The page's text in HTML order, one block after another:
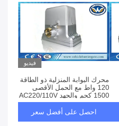
فيديو
محرك البوابة المنزلية ذو الطاقة
120 واط مع الحمل الأقصى
1500 كجم والجهد AC220/110V
احصل على أفضل سعر